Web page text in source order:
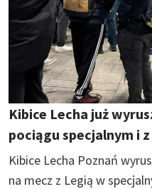
Kibice Lecha już
pociągu specjalnym i
Kibice Lecha Poznań
na mecz z Legią w